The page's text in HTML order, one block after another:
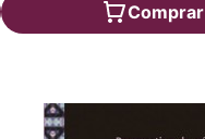
Comprar